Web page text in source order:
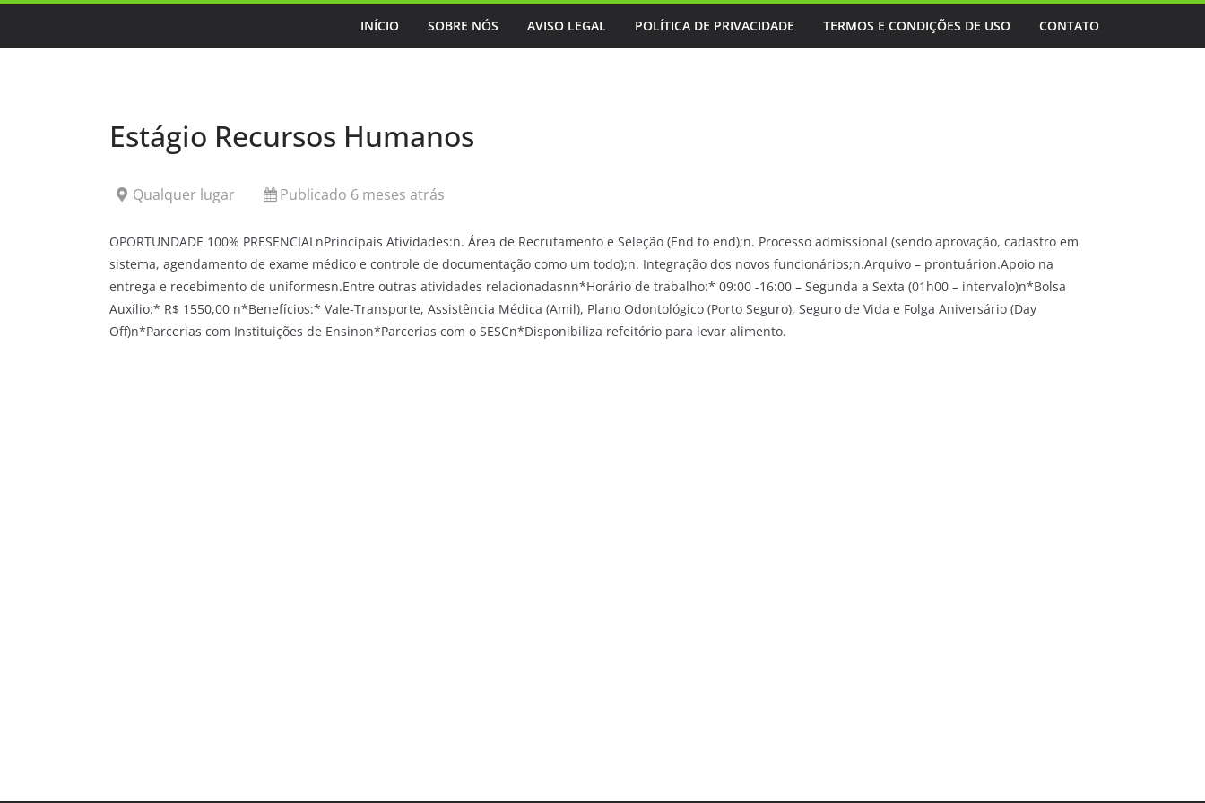
INÍCIO SOBRE NÓS AVISO LEGAL POLÍTICA DE PRIVACIDADE TERMOS E CONDIÇÕES DE USO CONTATO
Estágio Recursos Humanos
Qualquer lugar Publicado 6 meses atrás
OPORTUNDADE 100% PRESENCIALnPrincipais Atividades:n. Área de Recrutamento e Seleção (End to end);n. Processo admissional (sendo aprovação, cadastro em
sistema, agendamento de exame médico e controle de documentação como um todo);n. Integração dos novos funcionários;n.Arquivo – prontuárion.Apoio na
entrega e recebimento de uniformesn.Entre outras atividades relacionadasnn*Horário de trabalho:* 09:00 -16:00 – Segunda a Sexta (01h00 – intervalo)n*Bolsa
Auxílio:* R$ 1550,00 n*Benefícios:* Vale-Transporte, Assistência Médica (Amil), Plano Odontológico (Porto Seguro), Seguro de Vida e Folga Aniversário (Day
Off)n*Parcerias com Instituições de Ensinon*Parcerias com o SESCn*Disponibiliza refeitório para levar alimento.